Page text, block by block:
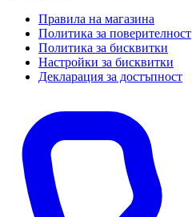
Правила на магазина
Политика за поверителност
Политика за бисквитки
Настройки за бисквитки
Декларация за достъпност